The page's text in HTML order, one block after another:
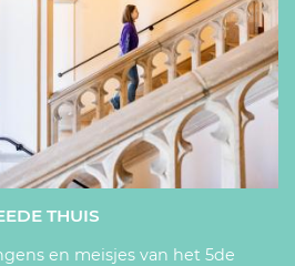
THUIS
en meisjes van het 5de